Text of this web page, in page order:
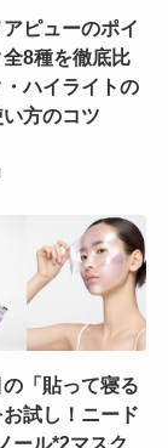
ピューのポイ
8種を徹底比
ハイライトの
方のコツ
「貼って寝る
試し！ニード
ール*2マスク